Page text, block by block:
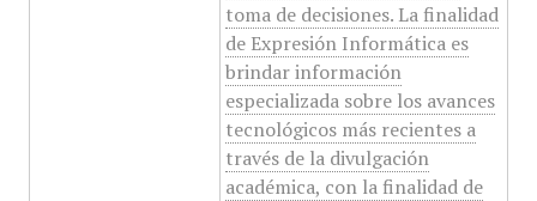
toma de decisiones. La finalidad
de Expresión Informática es
brindar información
especializada sobre los avances
tecnológicos más recientes a
través de la divulgación
académica, con la finalidad de